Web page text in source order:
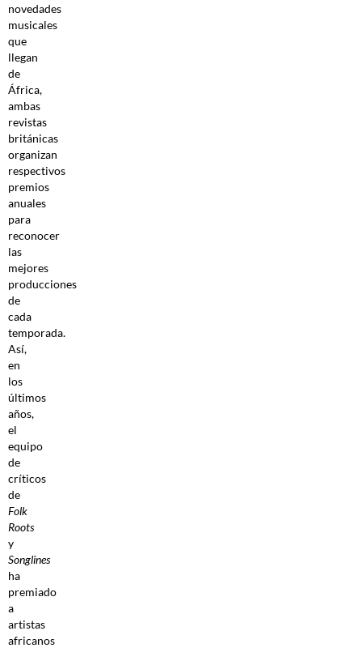
novedades
musicales
que
llegan
de
África,
ambas
revistas
británicas
organizan
respectivos
premios
anuales
para
reconocer
las
mejores
producciones
de
cada
temporada.
Así,
en
los
últimos
años,
el
equipo
de
críticos
de
Folk
Roots
y
Songlines
ha
premiado
a
artistas
africanos